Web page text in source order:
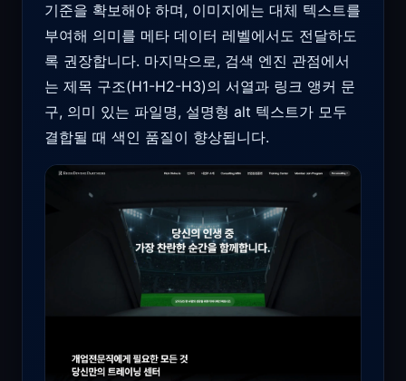
기준을 확보해야 하며, 이미지에는 대체 텍스트를
부여해 의미를 메타 데이터 레벨에서도 전달하도
록 권장합니다. 마지막으로, 검색 엔진 관점에서
는 제목 구조(H1-H2-H3)의 서열과 링크 앵커 문
구, 의미 있는 파일명, 설명형 alt 텍스트가 모두
결합될 때 색인 품질이 향상됩니다.